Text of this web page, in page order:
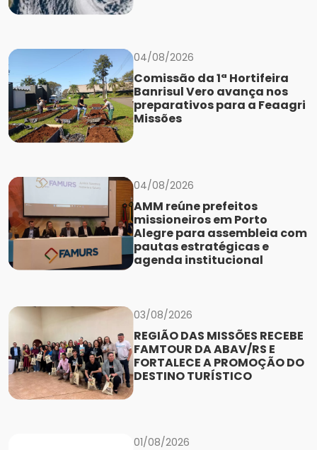
04/08/2026
Comissão da 1ª Hortifeira
Banrisul Vero avança nos
preparativos para a Feaagri
Missões
04/08/2026
AMM reúne prefeitos
missioneiros em Porto
Alegre para assembleia com
pautas estratégicas e
agenda institucional
03/08/2026
REGIÃO DAS MISSÕES RECEBE
FAMTOUR DA ABAV/RS E
FORTALECE A PROMOÇÃO DO
DESTINO TURÍSTICO
01/08/2026